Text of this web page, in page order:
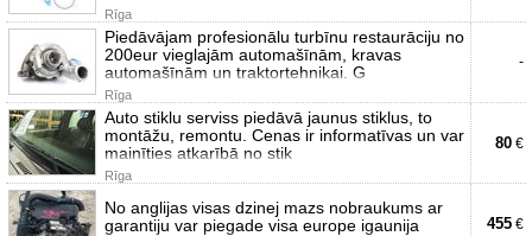
Rīga
Piedāvājam profesionālu turbīnu restaurāciju no
200eur vieglajām automašīnām, kravas
automašīnām un traktortehnikai. G
Rīga
-
Auto stiklu serviss piedāvā jaunus stiklus, to
montāžu, remontu. Cenas ir informatīvas un var
mainīties atkarībā no stik
Rīga
80 €
No anglijas visas dzinej mazs nobraukums ar
garantiju var piegade visa europe igaunija
455 €